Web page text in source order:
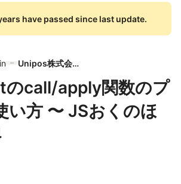
have passed since last update.
in Unipos株式会社
call/apply関数のプ
い方 〜 JSおくのほ